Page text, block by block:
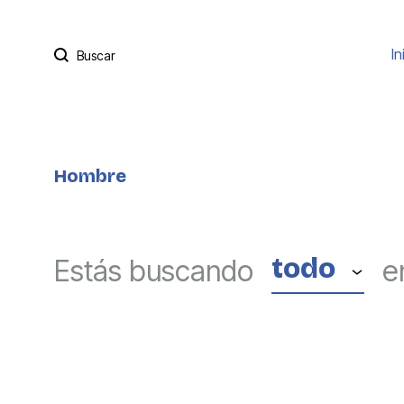
Buscar
Hombre
Estás buscando todo